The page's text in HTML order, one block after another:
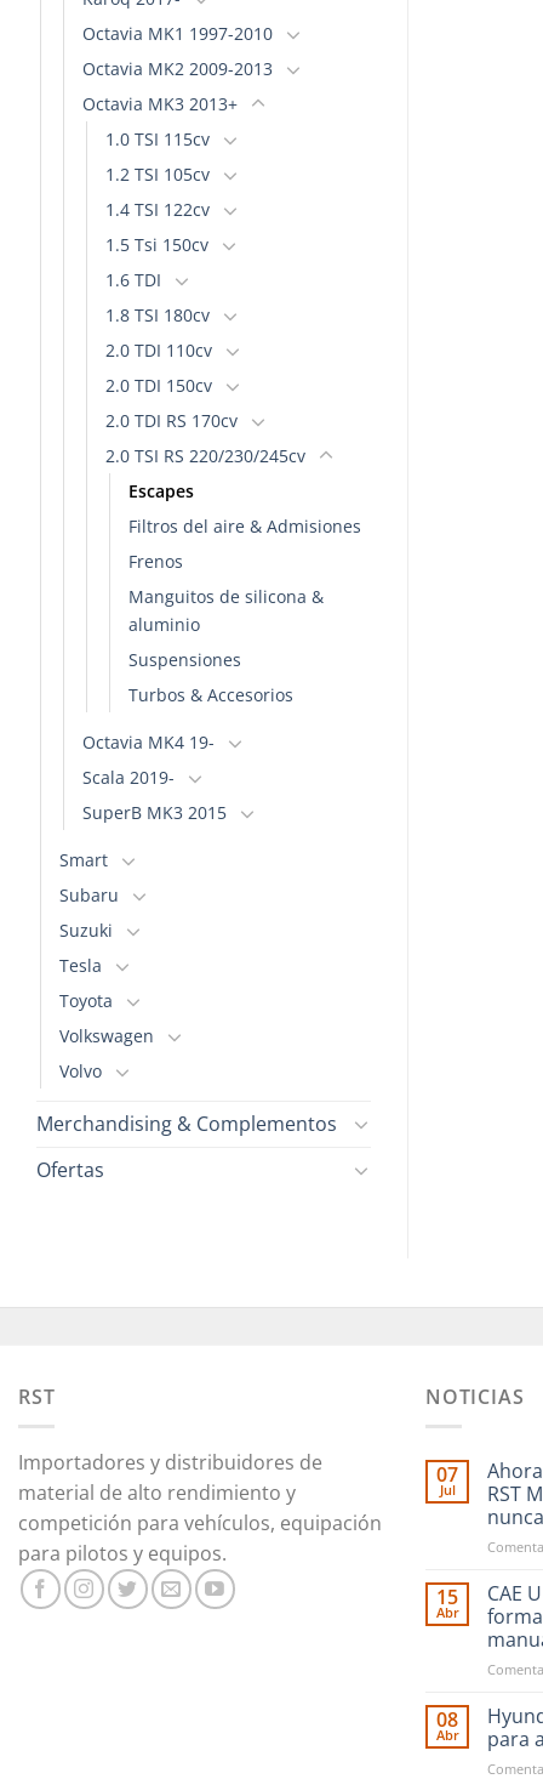
Octavia MK1 1997-2010
Octavia MK2 2009-2013
Octavia MK3 2013+
1.0 TSI 115cv
1.2 TSI 105cv
1.4 TSI 122cv
1.5 Tsi 150cv
1.6 TDI
1.8 TSI 180cv
2.0 TDI 110cv
2.0 TDI 150cv
2.0 TDI RS 170cv
2.0 TSI RS 220/230/245cv
Escapes
Filtros del aire & Admisiones
Frenos
Manguitos de silicona &
aluminio
Suspensiones
Turbos & Accesorios
Octavia MK4 19-
Scala 2019-
SuperB MK3 2015
Smart
Subaru
Suzuki
Tesla
Toyota
Volkswagen
Volvo
Merchandising & Complementos
Ofertas
RST
Importadores y distribuidores de
material de alto rendimiento y
competición para vehículos, equipación
para pilotos y equipos.
NOTICIAS
07
Jul
RST
nunca
15
Abr
CAE
08
Abr
para